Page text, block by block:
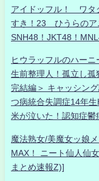
アイドッフル！ ワタ
すき！23 ひうらのア
SNH48！JKT48！
ヒウラッフルのハー
生前整理人！孤立し
完結編＞ キャッシン
つ病統合失調症14年
米が泣いた！認知症鬱
魔法熟女/美魔女ッ娘
MAX！ ニート仙人仙
まとめ速報Z)]